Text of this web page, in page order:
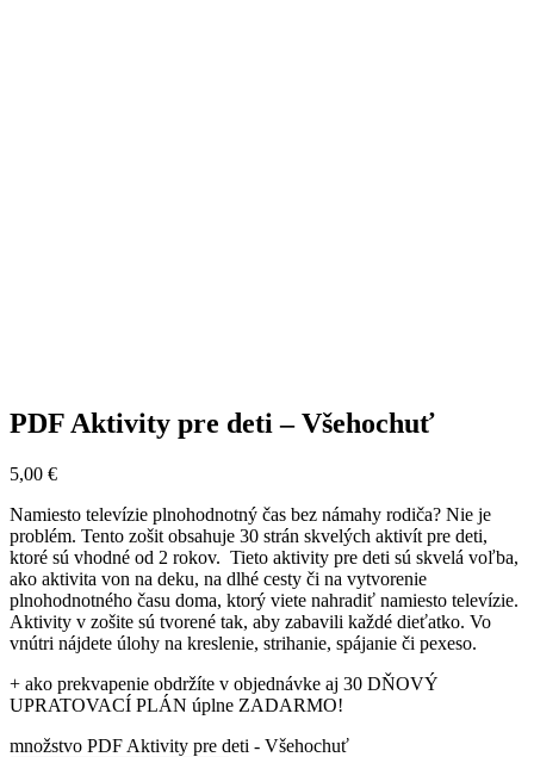
PDF Aktivity pre deti – Všehochuť
5,00 €
Namiesto televízie plnohodnotný čas bez námahy rodiča? Nie je
problém. Tento zošit obsahuje 30 strán skvelých aktivít pre deti,
ktoré sú vhodné od 2 rokov. Tieto aktivity pre deti sú skvelá voľba,
ako aktivita von na deku, na dlhé cesty či na vytvorenie
plnohodnotného času doma, ktorý viete nahradiť namiesto televízie.
Aktivity v zošite sú tvorené tak, aby zabavili každé dieťatko. Vo
vnútri nájdete úlohy na kreslenie, strihanie, spájanie či pexeso.
+ ako prekvapenie obdržíte v objednávke aj 30 DŇOVÝ
UPRATOVACÍ PLÁN úplne ZADARMO!
množstvo PDF Aktivity pre deti - Všehochuť